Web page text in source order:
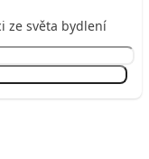
ze světa bydlení